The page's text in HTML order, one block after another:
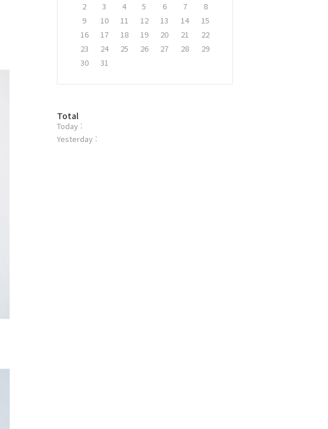
2
3 4 5 6 7
8
9
10 11 12 13 14
15
16
17 18 19 20 21
22
23
24 25 26 27 28
29
30
31
방
문
자
Total
Today :
Yesterday :